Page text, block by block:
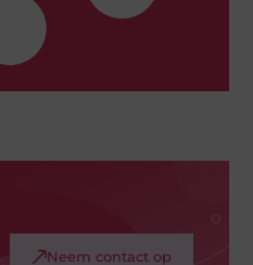
Neem contact op